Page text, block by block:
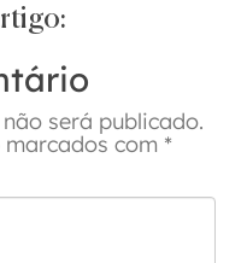
será publicado.
com *